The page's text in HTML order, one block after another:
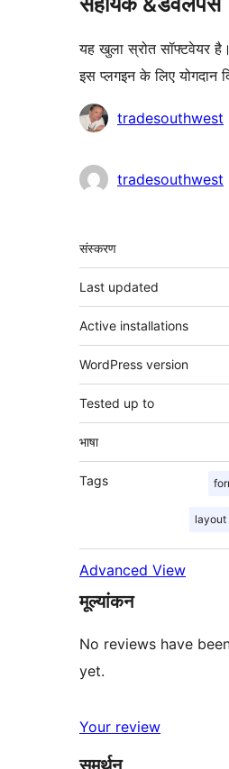
यह खुला स्रोत सॉफ्टवेयर
इस प्लगइन के लिए योगदान
योगदानकर्ताtradesouthwest
tradesouthwest
मेटा
संस्करण
Last updated
Active installations
WordPress version
Tested up to
भाषा
Tags
layout
Advanced View
मूल्यांकन
No reviews have
yet.
Your review